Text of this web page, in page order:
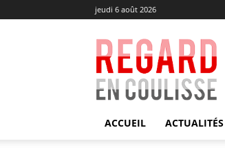
jeudi 6 août 2026
Regard
en
Coulisse
ACCUEIL ACTUALITÉS